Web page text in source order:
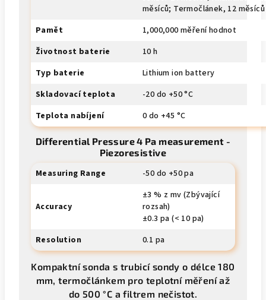
měsíců; Termočlánek, 12 měsíců
Pamět
1,000,000 měření hodnot
Životnost baterie
10 h
Typ baterie
Lithium ion battery
Skladovací teplota
-20 do +50 °C
Teplota nabíjení
0 do +45 °C
Differential Pressure 4 Pa measurement -
Piezoresistive
Measuring Range -50 do +50 pa
Accuracy
±3 % z mv (Zbývající
rozsah)
±0.3 pa (< 10 pa)
Resolution
0.1 pa
Kompaktní sonda s trubicí sondy o délce 180
mm, termočlánkem pro teplotní měření až
do 500 °C a filtrem nečistot.